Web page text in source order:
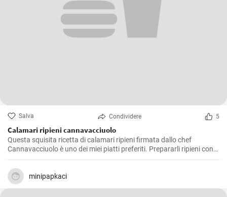
Salva Condividere 5
Calamari ripieni cannavacciuolo
Questa squisita ricetta di calamari ripieni firmata dallo chef
Cannavacciuolo è uno dei miei piatti preferiti. Prepararli ripieni con
aromi, pane raffermo e prezzemolo è un'ideale miscela di sapori di
mare e terra e poi cotta al forno dona un delizioso ed equilibrato
soddisfazione al palato. E' un piatto che preferisco servire come
antipasto durante le festività, ma è ottimo anche come secondo
minipapkaci